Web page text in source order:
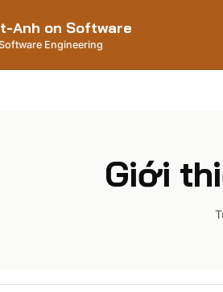
Anh on Software
Engineering
Giới